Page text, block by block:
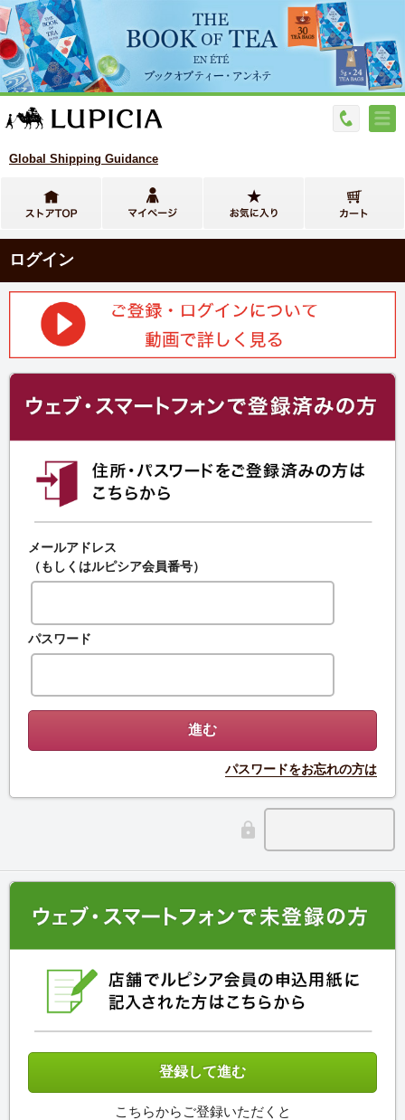
Global Shipping Guidance
ログイン
メールアドレス
（もしくはルピシア会員番号）
パスワード
パスワードをお忘れの方は
こちらからご登録いただくと